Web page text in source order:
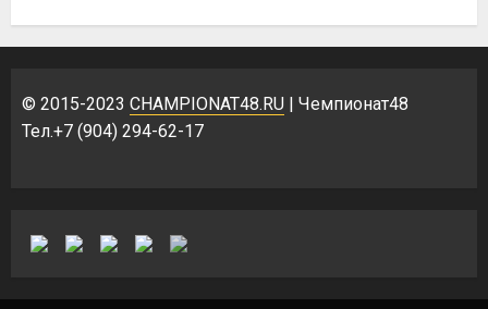
© 2015-2023 CHAMPIONAT48.RU | Чемпионат48
Тел.+7 (904) 294-62-17